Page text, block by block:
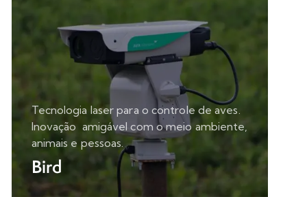
Tecnologia laser para o controle de aves.
Inovação amigável com o meio ambiente,
animais e pessoas.
Bird